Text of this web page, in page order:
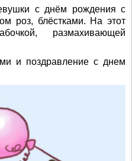
с днём рождения с
роз, блёстками. На этот
размахивающей
и поздравление с днем